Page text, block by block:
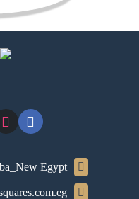
Egypt